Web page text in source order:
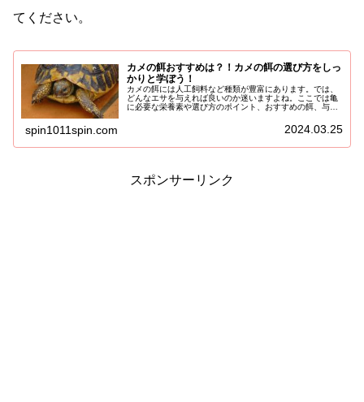
てください。
カメの餌おすすめは？！カメの餌の選び方をしっ
かりと学ぼう！
カメの餌には人工飼料など種類が豊富にあります。では、
どんなエサを与えれば良いのか迷いますよね。ここでは亀
に必要な栄養素や選び方のポイント、おすすめの餌、与え
spin1011spin.com 2024.03.25
スポンサーリンク